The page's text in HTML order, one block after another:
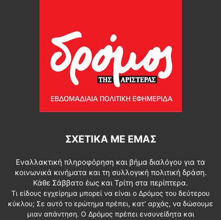
ΣΧΕΤΙΚΆ ΜΕ ΕΜΆΣ
Εναλλακτική πληροφόρηση και βήμα διαλόγου για τα
κοινωνικά κινήματα και τη συλλογική πολιτική δράση.
Κάθε Σάββατο έως και Τρίτη στα περίπτερα.
Τι είδους εγχείρημα μπορεί να είναι ο Δρόμος του δεύτερου
κύκλου; Σε αυτό το ερώτημα πρέπει, κατ’ αρχάς, να δώσουμε
μιαν απάντηση. Ο Δρόμος πρέπει ενσυνείδητα και